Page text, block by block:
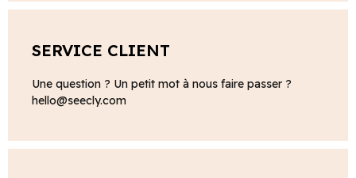
SERVICE CLIENT
Une question ? Un petit mot à nous faire passer ?
hello@seecly.com